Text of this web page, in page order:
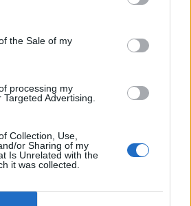
the Sale of my
processing my
Advertising.
Collection, Use,
or Sharing of my
Is Unrelated with the
it was collected.